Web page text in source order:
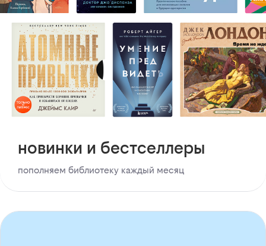
новинки и бестселлеры
пополняем библиотеку каждый месяц